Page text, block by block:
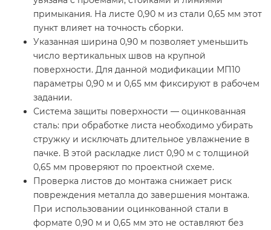
примыкания. На листе 0,90 м из стали 0,65 мм этот
пункт влияет на точность сборки.
Указанная ширина 0,90 м позволяет уменьшить
число вертикальных швов на крупной
поверхности. Для данной модификации МП10
параметры 0,90 м и 0,65 мм фиксируют в рабочем
задании.
Система защиты поверхности — оцинкованная
сталь: при обработке листа необходимо убирать
стружку и исключать длительное увлажнение в
пачке. В этой раскладке лист 0,90 м с толщиной
0,65 мм проверяют по проектной схеме.
Проверка листов до монтажа снижает риск
повреждения металла до завершения монтажа.
При использовании оцинкованной стали в
формате 0,90 м и 0,65 мм это не оставляют без